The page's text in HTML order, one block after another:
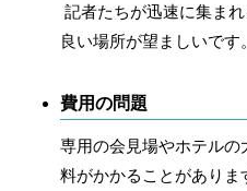
記者たちが迅速に集ま
良い場所が望ましいです。
費用の問題
専用の会見場やホテル
料がかかることがありま